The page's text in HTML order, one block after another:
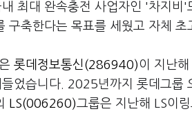
내 최대 완속충전 사업자인 '차지비'
구축한다는 목표를 세웠고 자체
롯데정보통신(286940)이 지난
들었습니다. 2025년까지 롯데그룹
LS(006260)그룹은 지난해 LS이